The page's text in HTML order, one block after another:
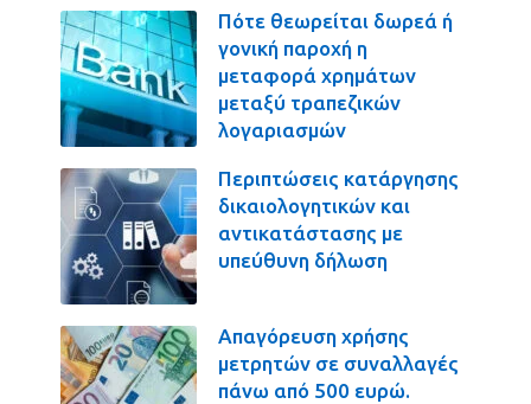
Πότε θεωρείται δωρεά ή
γονική παροχή η
μεταφορά χρημάτων
μεταξύ τραπεζικών
λογαριασμών
Περιπτώσεις κατάργησης
δικαιολογητικών και
αντικατάστασης με
υπεύθυνη δήλωση
Απαγόρευση χρήσης
μετρητών σε συναλλαγές
πάνω από 500 ευρώ.